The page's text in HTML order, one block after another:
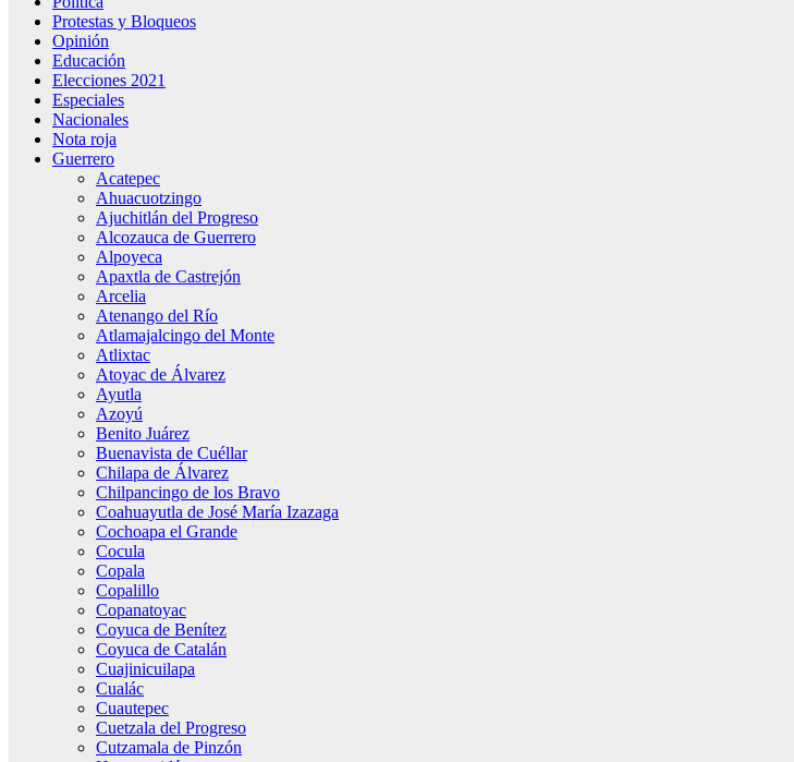
Protestas y Bloqueos
Opinión
Educación
Elecciones 2021
Especiales
Nacionales
Nota roja
Guerrero
Acatepec
Ahuacuotzingo
Ajuchitlán del Progreso
Alcozauca de Guerrero
Alpoyeca
Apaxtla de Castrejón
Arcelia
Atenango del Río
Atlamajalcingo del Monte
Atlixtac
Atoyac de Álvarez
Ayutla
Azoyú
Benito Juárez
Buenavista de Cuéllar
Chilapa de Álvarez
Chilpancingo de los Bravo
Coahuayutla de José María Izazaga
Cochoapa el Grande
Cocula
Copala
Copalillo
Copanatoyac
Coyuca de Benítez
Coyuca de Catalán
Cuajinicuilapa
Cualác
Cuautepec
Cuetzala del Progreso
Cutzamala de Pinzón